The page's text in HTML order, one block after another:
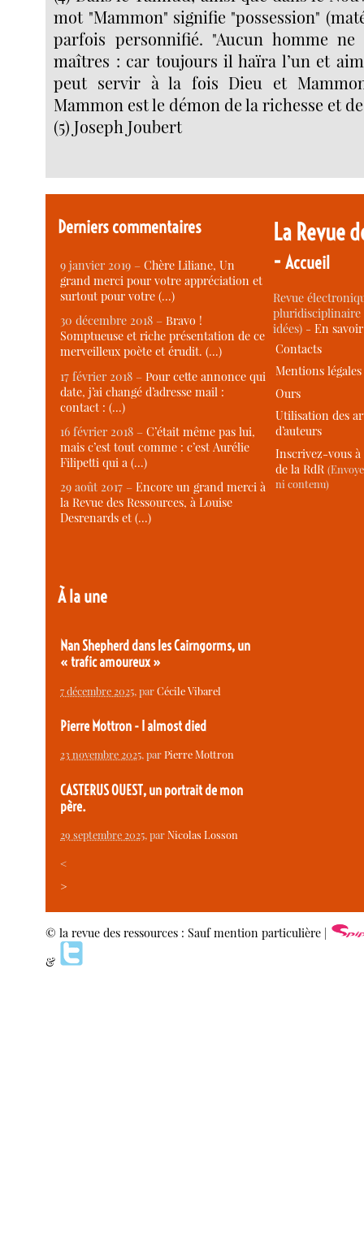
mot "Mammon" signifie "possession"
parfois personnifié. "Aucun homme
maîtres : car toujours il haïra l’un et
peut servir à la fois Dieu et
Mammon est le démon de la richesse et
(5) Joseph Joubert
Derniers commentaires
9 janvier 2019 –Chère Liliane, Un
grand merci pour votre appréciation et
surtout pour votre (…)
30 décembre 2018 –Bravo !
Somptueuse et riche présentation de ce
merveilleux poète et érudit. (…)
17 février 2018 –Pour cette annonce qui
date, j’ai changé d’adresse mail :
contact : (…)
16 février 2018 –C’était même pas lui,
mais c’est tout comme : c’est Aurélie
Filipetti qui a (…)
29 août 2017 –Encore un grand merci à
la Revue des Ressources, à Louise
Desrenards et (…)
À la une
Nan Shepherd dans les Cairngorms, un
« trafic amoureux »
7 décembre 2025, parCécile Vibarel
Pierre Mottron - I almost died
23 novembre 2025, parPierre Mottron
CASTERUS OUEST, un portrait de mon
père.
29 septembre 2025, parNicolas Losson
<
>
La Revue
-Accueil
Revue
idées) -En
Contacts
Mentions légales
Ours
Utilisation des
d’auteurs
Inscrivez-vous
de la RdR
ni contenu)
© la revue des ressources : Sauf mention particulière |
&